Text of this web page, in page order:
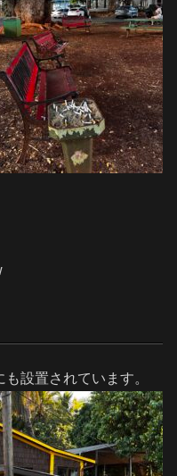
設置されています。